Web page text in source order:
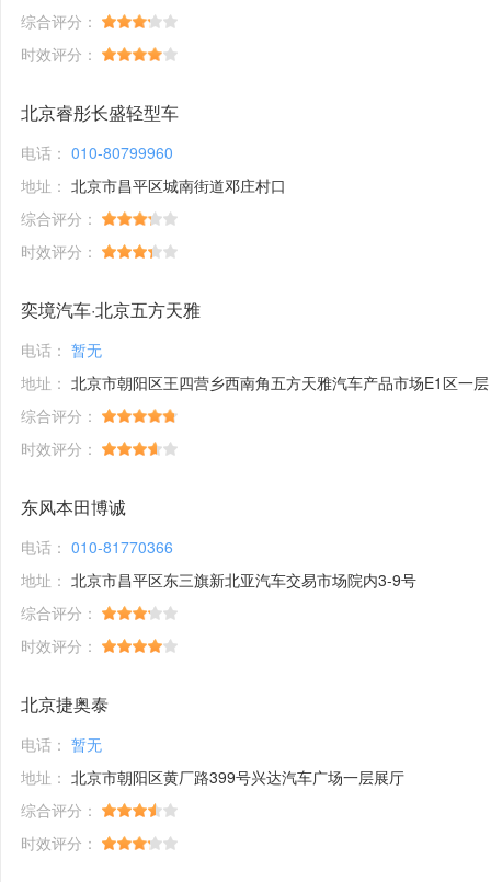
综合评分：
时效评分：
北京睿彤长盛轻型车
电话： 010-80799960
地址： 北京市昌平区城南街道邓庄村口
综合评分：
时效评分：
奕境汽车·北京五方天雅
电话： 暂无
地址： 北京市朝阳区王四营乡西南角五方天雅汽车产品市场E1区一层
综合评分：
时效评分：
东风本田博诚
电话： 010-81770366
地址： 北京市昌平区东三旗新北亚汽车交易市场院内3-9号
综合评分：
时效评分：
北京捷奥泰
电话： 暂无
地址： 北京市朝阳区黄厂路399号兴达汽车广场一层展厅
综合评分：
时效评分：